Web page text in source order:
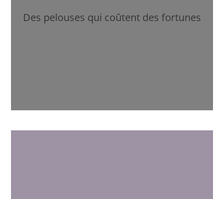
Des pelouses qui coûtent des fortunes